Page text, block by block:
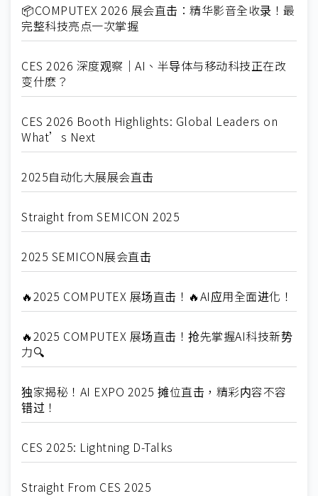
📦COMPUTEX 2026 展会直击：精华影音全收录！最
完整科技亮点一次掌握
CES 2026 深度观察｜AI、半导体与移动科技正在改
变什麽？
CES 2026 Booth Highlights: Global Leaders on
What’s Next
2025自动化大展展会直击
Straight from SEMICON 2025
2025 SEMICON展会直击
🔥2025 COMPUTEX 展场直击！🔥AI应用全面进化！
🔥2025 COMPUTEX 展场直击！抢先掌握AI科技新势
力🔍
独家揭秘！AI EXPO 2025 摊位直击，精彩内容不容
错过！
CES 2025: Lightning D-Talks
Straight From CES 2025